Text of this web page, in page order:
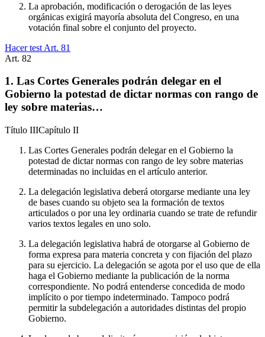
La aprobación, modificación o derogación de las leyes
orgánicas exigirá mayoría absoluta del Congreso, en una
votación final sobre el conjunto del proyecto.
Hacer test Art. 81
Art. 82
1. Las Cortes Generales podrán delegar en el
Gobierno la potestad de dictar normas con rango de
ley sobre materias…
Título IIICapítulo II
Las Cortes Generales podrán delegar en el Gobierno la
potestad de dictar normas con rango de ley sobre materias
determinadas no incluidas en el artículo anterior.
La delegación legislativa deberá otorgarse mediante una ley
de bases cuando su objeto sea la formación de textos
articulados o por una ley ordinaria cuando se trate de refundir
varios textos legales en uno solo.
La delegación legislativa habrá de otorgarse al Gobierno de
forma expresa para materia concreta y con fijación del plazo
para su ejercicio. La delegación se agota por el uso que de ella
haga el Gobierno mediante la publicación de la norma
correspondiente. No podrá entenderse concedida de modo
implícito o por tiempo indeterminado. Tampoco podrá
permitir la subdelegación a autoridades distintas del propio
Gobierno.